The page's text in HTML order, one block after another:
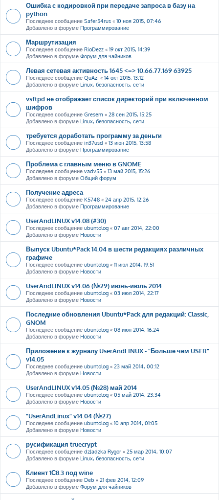
Ошибка с кодировкой при передаче запроса в базу на
python
Последнее сообщение Safer54rus « 10 ноя 2015, 07:46
Добавлено в форуме Программирование
Маршрутизация
Последнее сообщение RioDezz « 19 окт 2015, 14:39
Добавлено в форуме Форум для чайников
Левая сетевая активность 1645 <=> 10.66.77.169 63925
Последнее сообщение QuAzI « 14 окт 2015, 13:12
Добавлено в форуме Linux, безопасность, сети
vsftpd не отображает список директорий при включенном
шифров
Последнее сообщение Gresem « 28 сен 2015, 15:25
Добавлено в форуме Linux, безопасность, сети
требуется доработать программу за деньги
Последнее сообщение in37usd « 13 июн 2015, 13:58
Добавлено в форуме Программирование
Проблема с главным меню в GNOME
Последнее сообщение vadv55 « 13 май 2015, 15:26
Добавлено в форуме Общий форум
Получение адреса
Последнее сообщение K5748 « 24 апр 2015, 12:26
Добавлено в форуме Программирование
UserAndLINUX v14.08 (#30)
Последнее сообщение ubuntolog « 07 авг 2014, 22:00
Добавлено в форуме Новости
Выпуск Ubuntu*Pack 14.04 в шести редакциях различных
графиче
Последнее сообщение ubuntolog « 11 июл 2014, 19:51
Добавлено в форуме Новости
UserAndLINUX v14.06 (№29) июнь-июль 2014
Последнее сообщение ubuntolog « 03 июл 2014, 22:17
Добавлено в форуме Новости
Последние обновления Ubuntu*Pack для редакций: Classic,
GNOM
Последнее сообщение ubuntolog « 08 июн 2014, 16:24
Добавлено в форуме Новости
Приложение к журналу UserAndLINUX - "Больше чем USER"
v14.05
Последнее сообщение ubuntolog « 23 май 2014, 00:12
Добавлено в форуме Новости
UserAndLINUX v14.05 (№28) май 2014
Последнее сообщение ubuntolog « 05 май 2014, 23:34
Добавлено в форуме Новости
"UserAndLinux" v14.04 (№27)
Последнее сообщение ubuntolog « 10 апр 2014, 01:05
Добавлено в форуме Новости
русификация truecrypt
Последнее сообщение dzJadzka Rygor « 25 мар 2014, 10:07
Добавлено в форуме Linux, безопасность, сети
Клиент 1С8.3 под wine
Последнее сообщение Deb « 21 фев 2014, 12:09
Добавлено в форуме Форум для чайников